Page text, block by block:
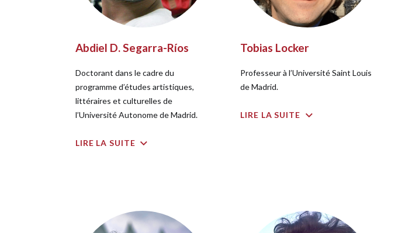
Abdiel D. Segarra-Ríos
Doctorant dans le cadre du
programme d’études artistiques,
littéraires et culturelles de
l’Université Autonome de Madrid.
LIRE LA SUITE
Tobias Locker
Professeur à l’Université Saint Louis
de Madrid.
LIRE LA SUITE